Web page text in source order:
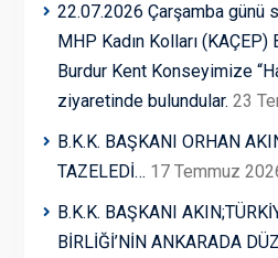
22.07.2026 Çarşamba günü
MHP Kadın Kolları (KAÇEP)
Burdur Kent Konseyimize
ziyaretinde bulundular. 23
B.K.K. BAŞKANI ORHAN
TAZELEDİ… 17 Temmuz
B.K.K. BAŞKANI
BİRLİĞİ’NİN ANKARADA